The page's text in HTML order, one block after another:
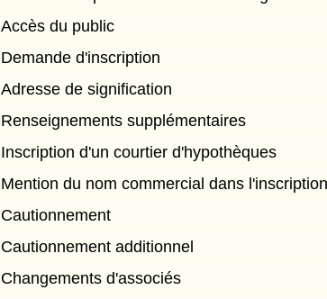
Accès du public
Demande d'inscription
Adresse de signification
Renseignements supplémentaires
Inscription d'un courtier d'hypothèques
Mention du nom commercial dans l'inscription
Cautionnement
Cautionnement additionnel
Changements d'associés